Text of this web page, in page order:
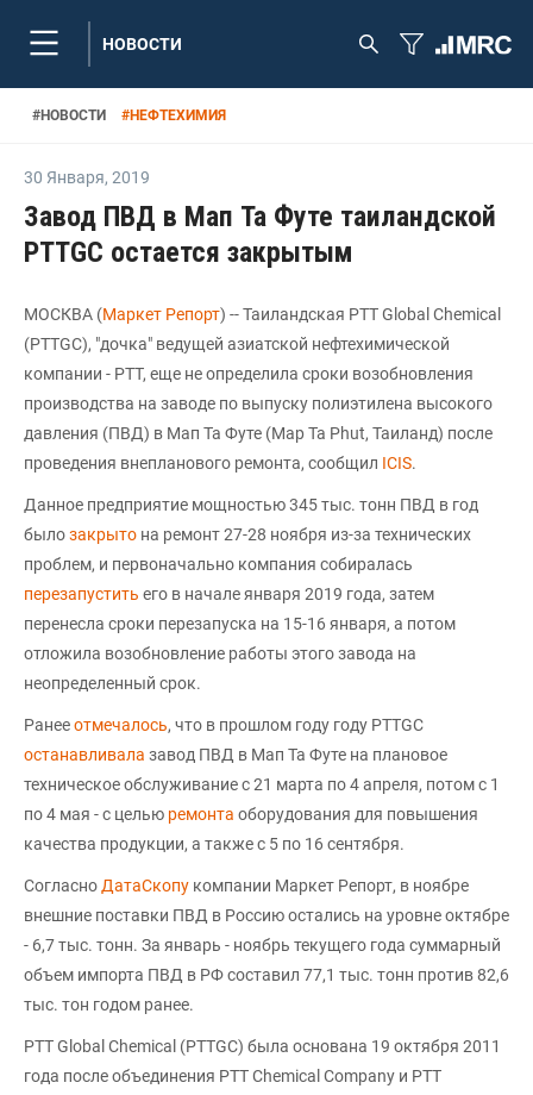
НОВОСТИ
#НОВОСТИ #НЕФТЕХИМИЯ
30 Января, 2019
Завод ПВД в Мап Та Футе таиландской
PTTGC остается закрытым
МОСКВА (Маркет Репорт) -- Таиландская PTT Global Chemical
(PTTGC), "дочка" ведущей азиатской нефтехимической
компании - PTT, еще не определила сроки возобновления
производства на заводе по выпуску полиэтилена высокого
давления (ПВД) в Мап Та Футе (Map Ta Phut, Таиланд) после
проведения внепланового ремонта, сообщил ICIS.
Данное предприятие мощностью 345 тыс. тонн ПВД в год
былозакрыто на ремонт 27-28 ноября из-за технических
проблем, и первоначально компания собиралась
перезапустить его в начале января 2019 года, затем
перенесла сроки перезапуска на 15-16 января, а потом
отложила возобновление работы этого завода на
неопределенный срок.
Ранееотмечалось, что в прошлом году году PTTGC
останавливала завод ПВД в Мап Та Футе на плановое
техническое обслуживание с 21 марта по 4 апреля, потом с 1
по 4 мая - с целью ремонта оборудования для повышения
качества продукции, а также с 5 по 16 сентября.
Согласно ДатаСкопу компании Маркет Репорт, в ноябре
внешние поставки ПВД в Россию остались на уровне октябре
- 6,7 тыс. тонн. За январь - ноябрь текущего года суммарный
объем импорта ПВД в РФ составил 77,1 тыс. тонн против 82,6
тыс. тон годом ранее.
PTT Global Chemical (PTTGC) была основана 19 октября 2011
года после объединения PTT Chemical Company и PTT